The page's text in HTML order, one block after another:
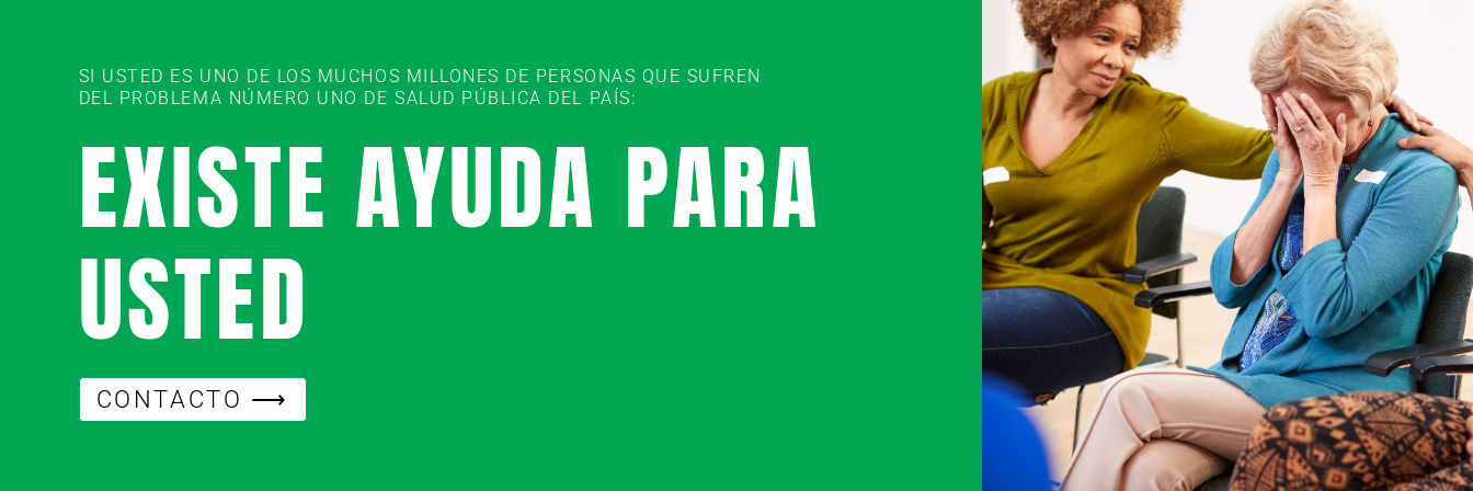
SI USTED ES UNO DE LOS MUCHOS MILLONES DE PERSONAS QUE SUFREN
DEL PROBLEMA NÚMERO UNO DE SALUD PÚBLICA DEL PAÍS:
EXISTE AYUDA PARA
USTED
CONTACTO ⟶